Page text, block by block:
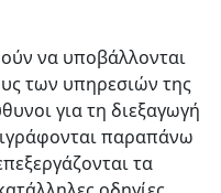
να υποβάλλονται
των υπηρεσιών της
για τη διεξαγωγή
παραπάνω
τα